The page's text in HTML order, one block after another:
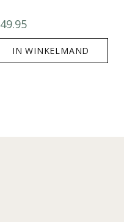
49.95
IN WINKELMAND